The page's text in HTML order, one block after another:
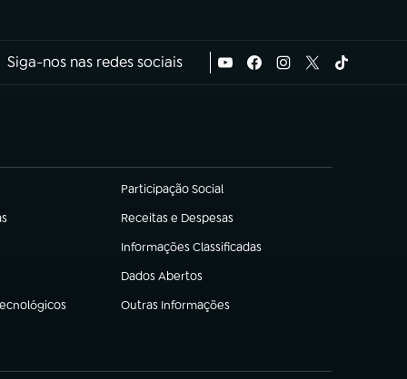
Siga-nos nas redes sociais
Participação Social
(abre em nova aba)
Receitas e Despesas
(abre em nova aba)
Informações Classificadas
(abre em nova aba)
Dados Abertos
(abre em nova aba)
Outras Informações
(abre em nova aba)